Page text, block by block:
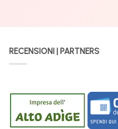
RECENSIONI | PARTNERS